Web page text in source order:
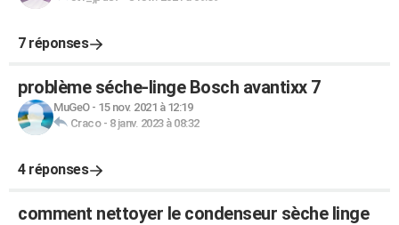
7 réponses
problème séche-linge Bosch avantixx 7
MuGeO- 15 nov. 2021 à 12:19
Craco- 8 janv. 2023 à 08:32
4 réponses
comment nettoyer le condenseur sèche linge